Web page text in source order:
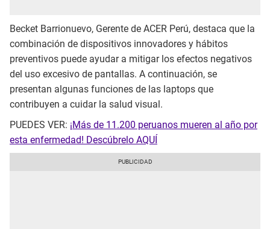
Becket Barrionuevo, Gerente de ACER Perú, destaca que la
combinación de dispositivos innovadores y hábitos
preventivos puede ayudar a mitigar los efectos negativos
del uso excesivo de pantallas. A continuación, se
presentan algunas funciones de las laptops que
contribuyen a cuidar la salud visual.
PUEDES VER: ¡Más de 11.200 peruanos mueren al año por
esta enfermedad! Descúbrelo AQUÍ